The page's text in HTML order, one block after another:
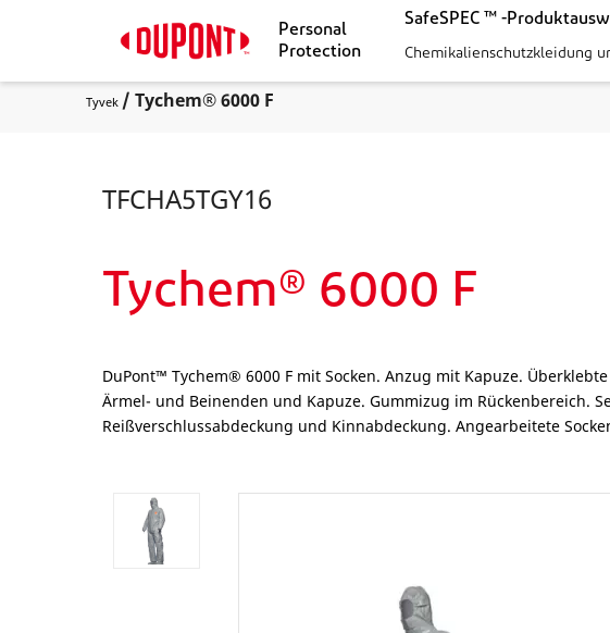
Personal
Protection
SafeSPEC ™ -
Chemikalienschutzkleidung
Tyvek / Tychem® 6000 F
TFCHA5TGY16
Tychem® 6000 F
DuPont™ Tychem® 6000 F mit Socken. Anzug mit Kapuze.
Ärmel- und Beinenden und Kapuze. Gummizug im Rückenbereich.
Reißverschlussabdeckung und Kinnabdeckung. Angearbeitete